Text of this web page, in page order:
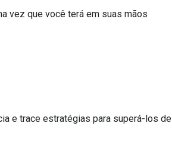
vez que você terá em suas mãos
e trace estratégias para superá-los de